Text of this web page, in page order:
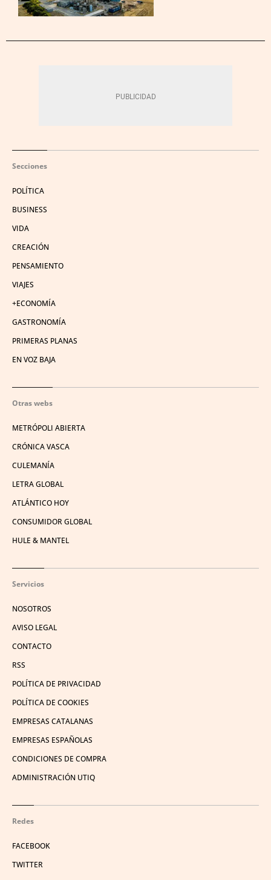
Secciones
POLÍTICA
BUSINESS
VIDA
CREACIÓN
PENSAMIENTO
VIAJES
+ECONOMÍA
GASTRONOMÍA
PRIMERAS PLANAS
EN VOZ BAJA
Otras webs
METRÓPOLI ABIERTA
CRÓNICA VASCA
CULEMANÍA
LETRA GLOBAL
ATLÁNTICO HOY
CONSUMIDOR GLOBAL
HULE & MANTEL
Servicios
NOSOTROS
AVISO LEGAL
CONTACTO
RSS
POLÍTICA DE PRIVACIDAD
POLÍTICA DE COOKIES
EMPRESAS CATALANAS
EMPRESAS ESPAÑOLAS
CONDICIONES DE COMPRA
ADMINISTRACIÓN UTIQ
Redes
FACEBOOK
TWITTER